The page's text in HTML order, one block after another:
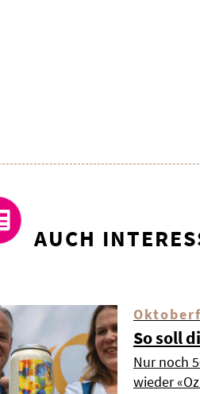
AUCH
So soll
Nur noch
wieder